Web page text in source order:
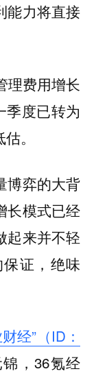
能力将直接
理费用增长
季度已转为
。
博弈的大背
长模式已经
起来并不轻
证，绝味
经”（ID：
锦，36氪经